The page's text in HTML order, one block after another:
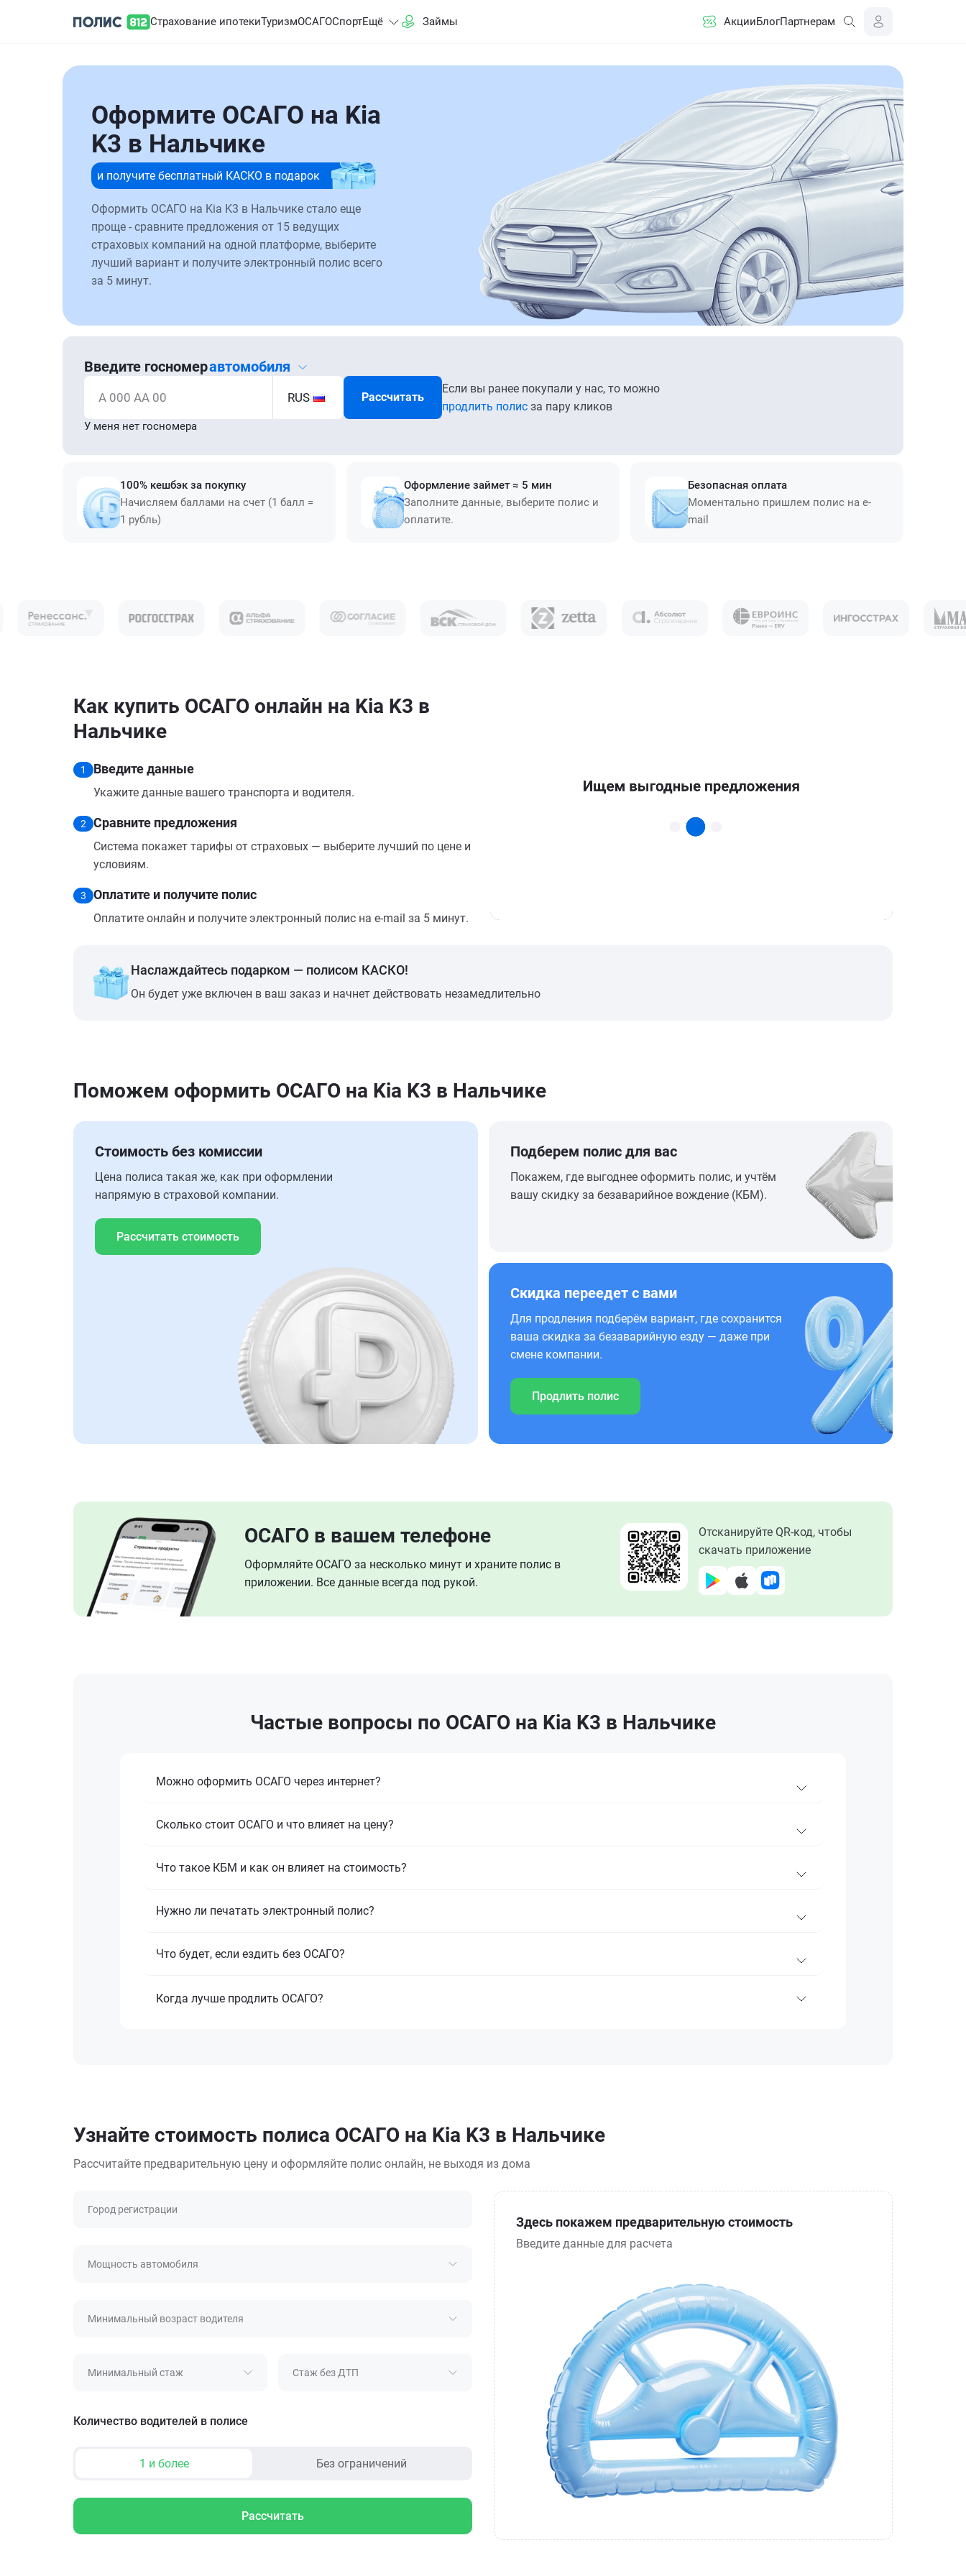
Страхование ипотекиТуризмОСАГОСпортЕщё Займы АкцииБлогПартнерам
Оформите ОСАГО на Kia
K3 в Нальчике
и получите бесплатный КАСКО в подарок
Оформить ОСАГО на Kia K3 в Нальчике стало еще
проще - сравните предложения от 15 ведущих
страховых компаний на одной платформе, выберите
лучший вариант и получите электронный полис всего
за 5 минут.
Введите госномеравтомобиля
А 000 АА 00 RUS Рассчитать
Если вы ранее покупали у нас, то можно
продлить полис за пару кликов
У меня нет госномера
100% кешбэк за покупку
Начисляем баллами на счет (1 балл =
1 рубль)
Оформление займет ≈ 5 мин
Заполните данные, выберите полис и
оплатите.
Безопасная оплата
Моментально пришлем полис на e-
mail
Как купить ОСАГО онлайн на Kia K3 в
Нальчике
1 Введите данные
Укажите данные вашего транспорта и водителя.
2 Сравните предложения
Система покажет тарифы от страховых — выберите лучший по цене и
условиям.
3 Оплатите и получите полис
Оплатите онлайн и получите электронный полис на e-mail за 5 минут.
Наслаждайтесь подарком — полисом КАСКО!
Он будет уже включен в ваш заказ и начнет действовать незамедлительно
Поможем оформить ОСАГО на Kia K3 в Нальчике
Стоимость без комиссии
Цена полиса такая же, как при оформлении
напрямую в страховой компании.
Рассчитать стоимость
Подберем полис для вас
Покажем, где выгоднее оформить полис, и учтём
вашу скидку за безаварийное вождение (КБМ).
Скидка переедет с вами
Для продления подберём вариант, где сохранится
ваша скидка за безаварийную езду — даже при
смене компании.
Продлить полис
ОСАГО в вашем телефоне
Оформляйте ОСАГО за несколько минут и храните полис в
приложении. Все данные всегда под рукой.
Отсканируйте QR-код, чтобы
скачать приложение
Частые вопросы по ОСАГО на Kia K3 в Нальчике
Можно оформить ОСАГО через интернет?
Сколько стоит ОСАГО и что влияет на цену?
Что такое КБМ и как он влияет на стоимость?
Нужно ли печатать электронный полис?
Что будет, если ездить без ОСАГО?
Когда лучше продлить ОСАГО?
Узнайте стоимость полиса ОСАГО на Kia K3 в Нальчике
Рассчитайте предварительную цену и оформляйте полис онлайн, не выходя из дома
Город регистрации
Мощность автомобиля
Минимальный возраст водителя
Минимальный стаж Стаж без ДТП
Количество водителей в полисе
1 и более Без ограничений
Рассчитать
Здесь покажем предварительную стоимость
Введите данные для расчета